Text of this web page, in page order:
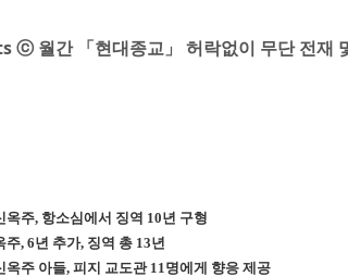
ⓒ 월간 「현대종교」 허락없이 무단 전재
옥주, 항소심에서 징역 10년 구형
주, 6년 추가, 징역 총 13년
옥주 아들, 피지 교도관 11명에게 향응 제공